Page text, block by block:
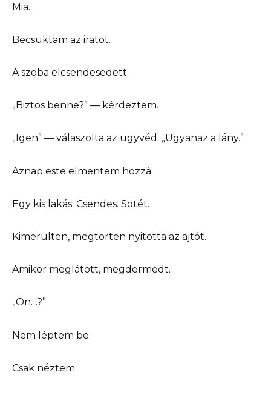
Mia.
Becsuktam az iratot.
A szoba elcsendesedett.
„Biztos benne?” — kérdeztem.
„Igen” — válaszolta az ügyvéd. „Ugyanaz a lány.”
Aznap este elmentem hozzá.
Egy kis lakás. Csendes. Sötét.
Kimerülten, megtörten nyitotta az ajtót.
Amikor meglátott, megdermedt.
„Ön…?”
Nem léptem be.
Csak néztem.